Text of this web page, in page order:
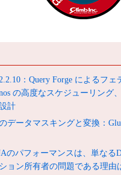
：Query Forge によるフ
の高度なスケジューリング
計
データマスキングと変換：
のパフォーマンスは、単なる
ョン所有者の問題である理由